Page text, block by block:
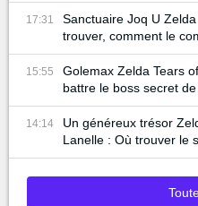
17:31
Sanctuaire Joq U
trouver, comment le
15:55
Golemax Zelda Tears
battre le boss secret
14:14
Un généreux trésor
Lanelle : Où trouver le